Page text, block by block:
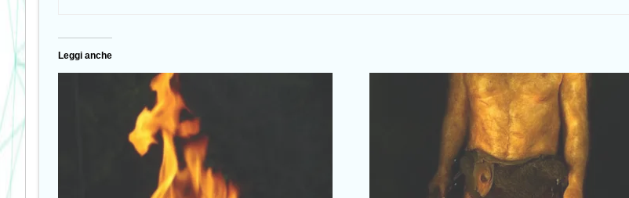
Leggi anche